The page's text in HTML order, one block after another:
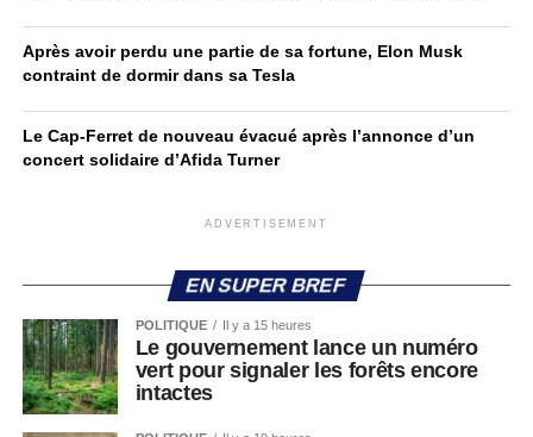
Après avoir perdu une partie de sa fortune, Elon Musk
contraint de dormir dans sa Tesla
Le Cap-Ferret de nouveau évacué après l’annonce d’un
concert solidaire d’Afida Turner
ADVERTISEMENT
EN SUPER BREF
POLITIQUE Il y a 15 heures
Le gouvernement lance un numéro
vert pour signaler les forêts encore
intactes